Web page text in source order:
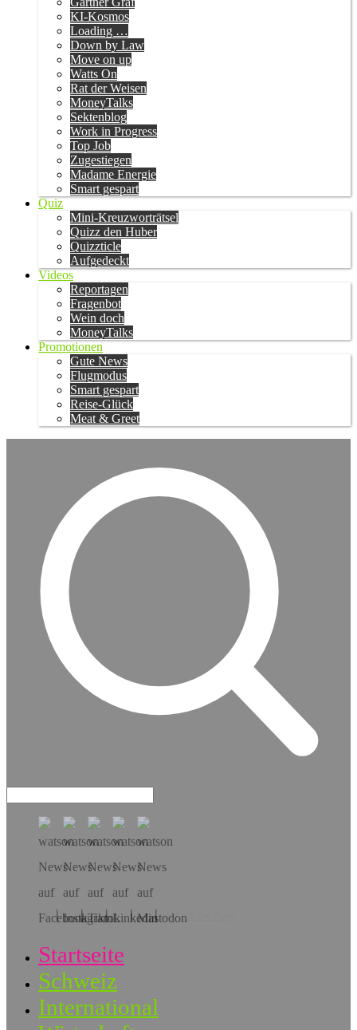
KI-Kosmos
Loading …
Down by Law
Move on up
Watts On
Rat der Weisen
MoneyTalks
Sektenblog
Work in Progress
Top Job
Zugestiegen
Madame Energie
Smart gespart
Quiz
Mini-Kreuzworträtsel
Quizz den Huber
Quizzticle
Aufgedeckt
Videos
Reportagen
Fragenbot
Wein doch
MoneyTalks
Promotionen
Gute News
Flugmodus
Smart gespart
Reise-Glück
Meat & Greet
Hol dir die App!
Startseite
Schweiz
International